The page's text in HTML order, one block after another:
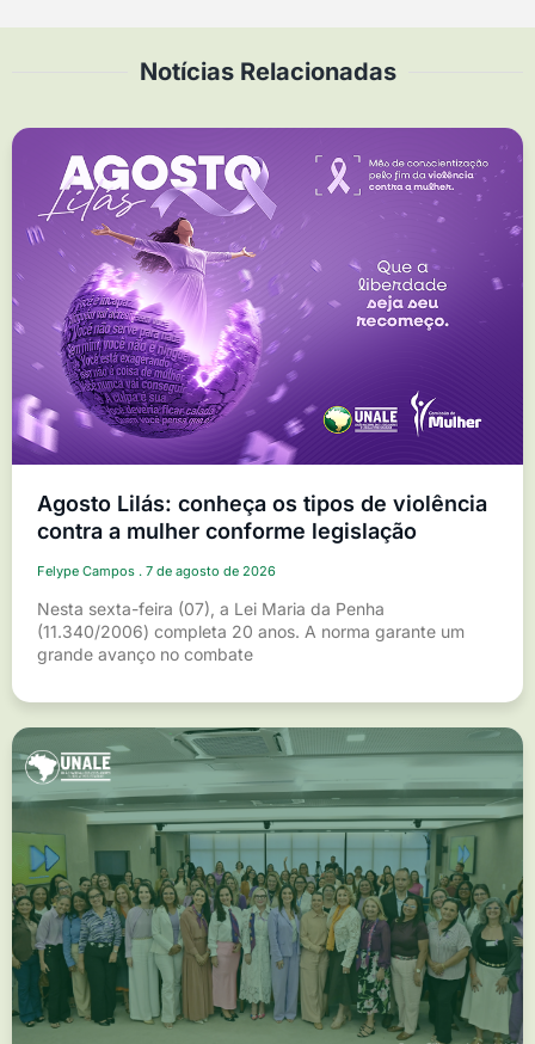
Notícias Relacionadas
Agosto Lilás: conheça os tipos de violência
contra a mulher conforme legislação
Felype Campos 7 de agosto de 2026
Nesta sexta-feira (07), a Lei Maria da Penha
(11.340/2006) completa 20 anos. A norma garante um
grande avanço no combate